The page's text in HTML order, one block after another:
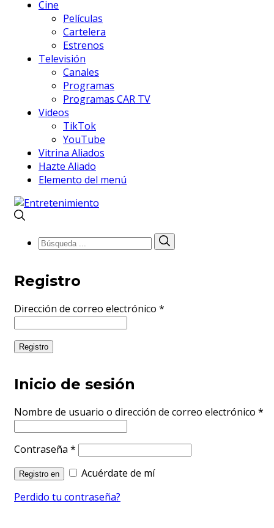
Cine
Películas
Cartelera
Estrenos
Televisión
Canales
Programas
Programas CAR TV
Videos
TikTok
YouTube
Vitrina Aliados
Hazte Aliado
Elemento del menú
Búsqueda
de:
Registro
Dirección de correo electrónico *
Registro
Inicio de sesión
Nombre de usuario o dirección de correo electrónico *
Contraseña *
Registro en
Acuérdate de mí
Perdido tu contraseña?